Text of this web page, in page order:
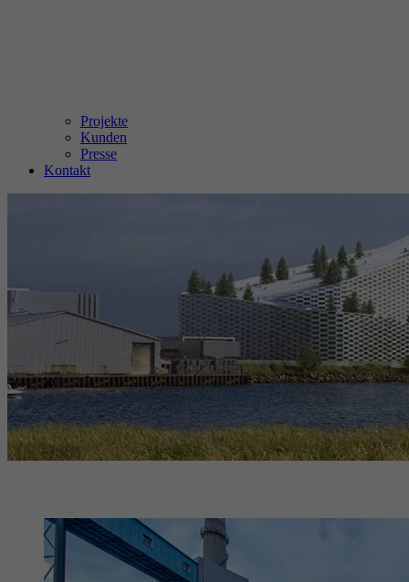
Projekte
Kunden
Presse
Kontakt